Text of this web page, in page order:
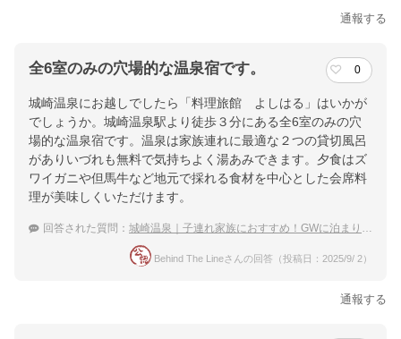
通報する
全6室のみの穴場的な温泉宿です。 0
城崎温泉にお越しでしたら「料理旅館 よしはる」はいかが
でしょうか。城崎温泉駅より徒歩３分にある全6室のみの穴
場的な温泉宿です。温泉は家族連れに最適な２つの貸切風呂
がありいづれも無料で気持ちよく湯あみできます。夕食はズ
ワイガニや但馬牛など地元で採れる食材を中心とした会席料
理が美味しくいただけます。
回答された質問： 城崎温泉｜子連れ家族におすすめ！GWに泊まりたい穴場な宿は？
Behind The Lineさんの回答（投稿日：2025/9/ 2）
通報する